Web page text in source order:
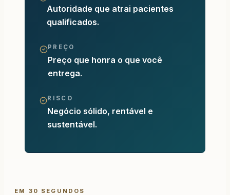
Autoridade que atrai pacientes
qualificados.
PREÇO
Preço que honra o que você
entrega.
RISCO
Negócio sólido, rentável e
sustentável.
EM 30 SEGUNDOS